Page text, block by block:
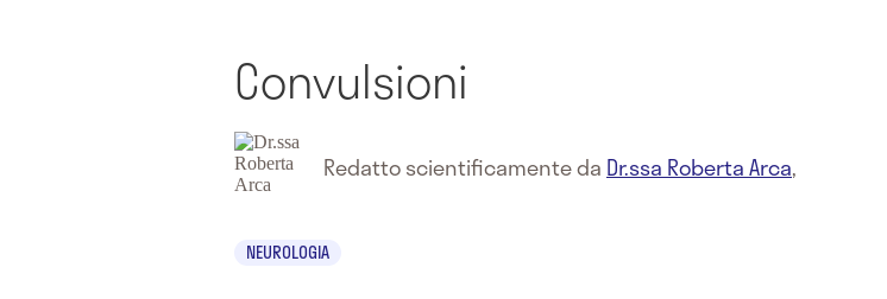
Convulsioni
Redatto scientificamente da Dr.ssa Roberta Arca,
NEUROLOGIA